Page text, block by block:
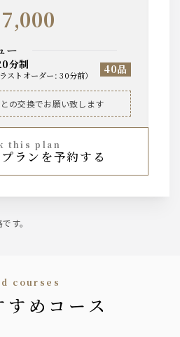
7,000
ー
分制
ラストオーダー:30分前） 40品
・麦、レモンサワー、ワイン
の交換でお願い致します
this plan
プランを予約する
す。
courses
すめコース